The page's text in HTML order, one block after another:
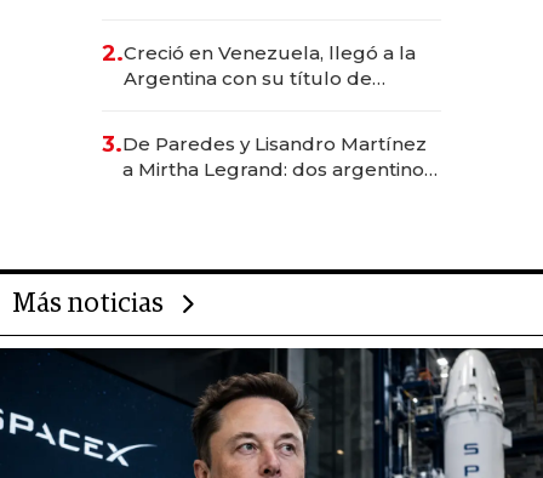
2.Creció en Venezuela, llegó a la
Argentina con su título de
las marcas "fast premium"
3.De Paredes y Lisandro Martínez
a Mirtha Legrand: dos argentinos
Más noticias